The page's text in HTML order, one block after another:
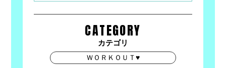
CATEGORY
カテゴリ
ＷＯＲＫＯＵＴ♥